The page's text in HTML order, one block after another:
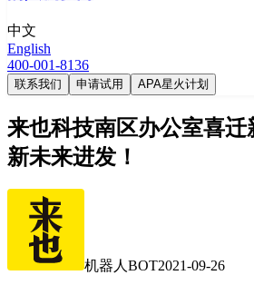
中文
English
400-001-8136
联系我们 申请试用 APA星火计划
来也科技南区办公室喜
新未来进发！
机器人BOT2021-09-26